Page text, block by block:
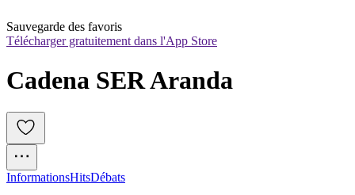
Sauvegarde des favoris
Télécharger gratuitement dans l'App Store
Cadena SER Aranda
InformationsHitsDébats